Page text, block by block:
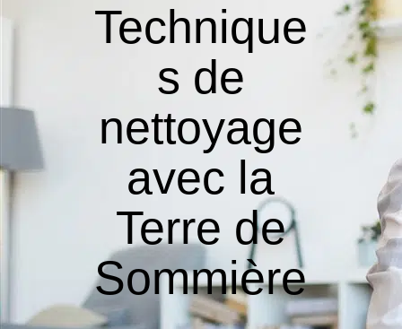
Technique
s de
nettoyage
avec la
Terre de
Sommière